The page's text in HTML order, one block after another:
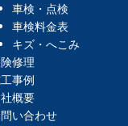
車検・点検
車検料金表
キズ・へこみ
修理
事例
概要
い合わせ